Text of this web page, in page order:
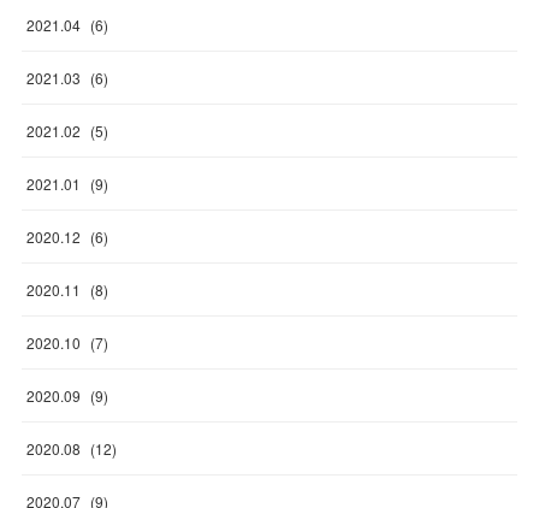
2021.04 (6)
2021.03 (6)
2021.02 (5)
2021.01 (9)
2020.12 (6)
2020.11 (8)
2020.10 (7)
2020.09 (9)
2020.08 (12)
2020.07 (9)